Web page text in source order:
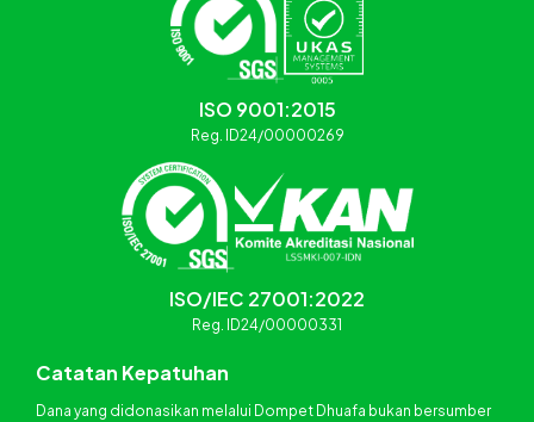
ISO 9001:2015
Reg. ID24/00000269
ISO/IEC 27001:2022
Reg. ID24/00000331
Catatan Kepatuhan
Dana yang didonasikan melalui Dompet Dhuafa bukan bersumber